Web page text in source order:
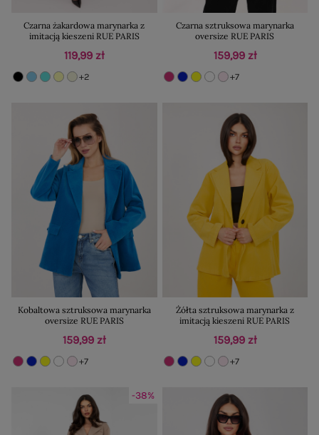
Czarna żakardowa marynarka z
imitacją kieszeni RUE PARIS
119,99 zł
+2
Czarna sztruksowa marynarka
oversize RUE PARIS
159,99 zł
+7
Kobaltowa sztruksowa marynarka
oversize RUE PARIS
159,99 zł
+7
Żółta sztruksowa marynarka z
imitacją kieszeni RUE PARIS
159,99 zł
+7
-38%